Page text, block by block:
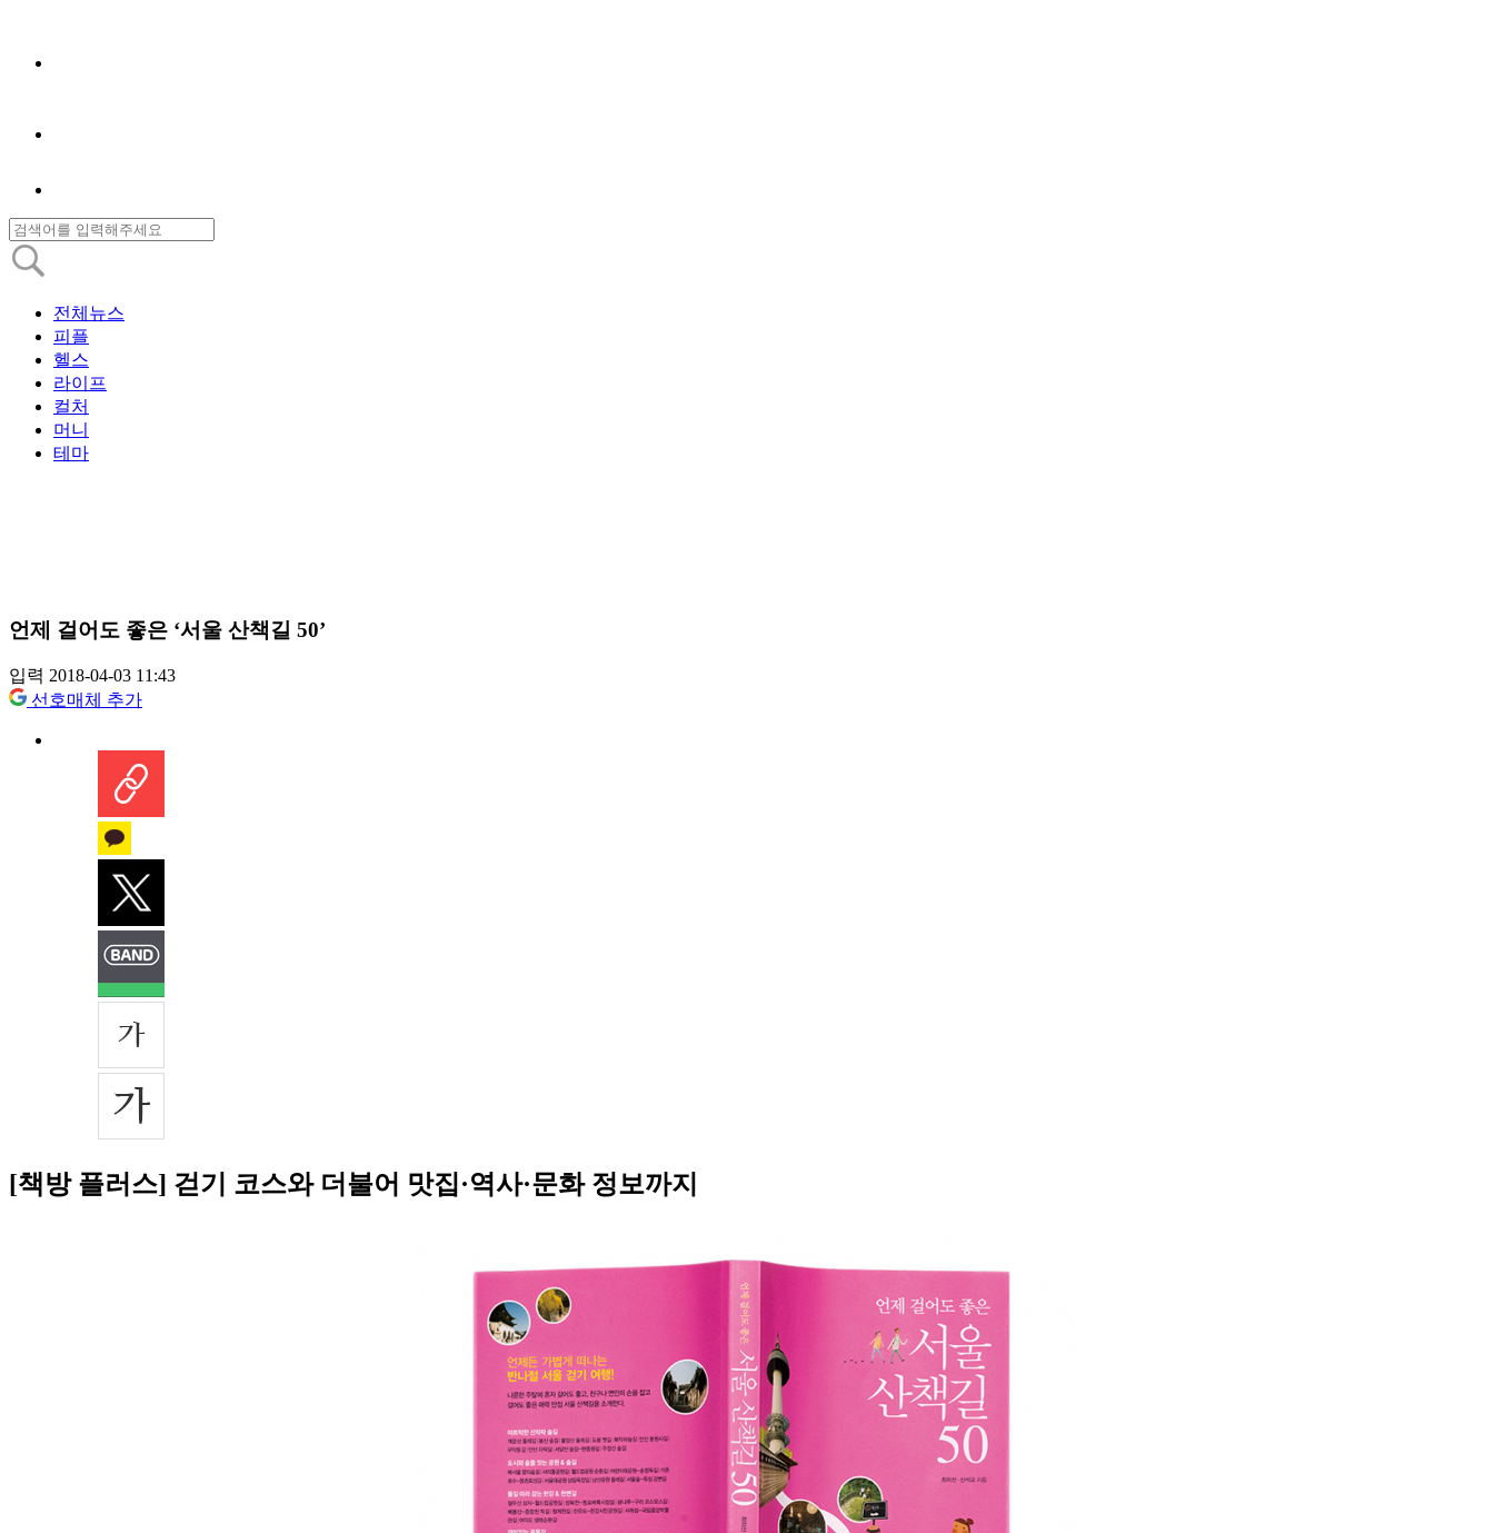
전체뉴스
피플
헬스
라이프
컬처
머니
테마
언제 걸어도 좋은 ‘서울 산책길 50’
입력 2018-04-03 11:43
선호매체 추가
[책방 플러스] 걷기 코스와 더불어 맛집·역사·문화 정보까지